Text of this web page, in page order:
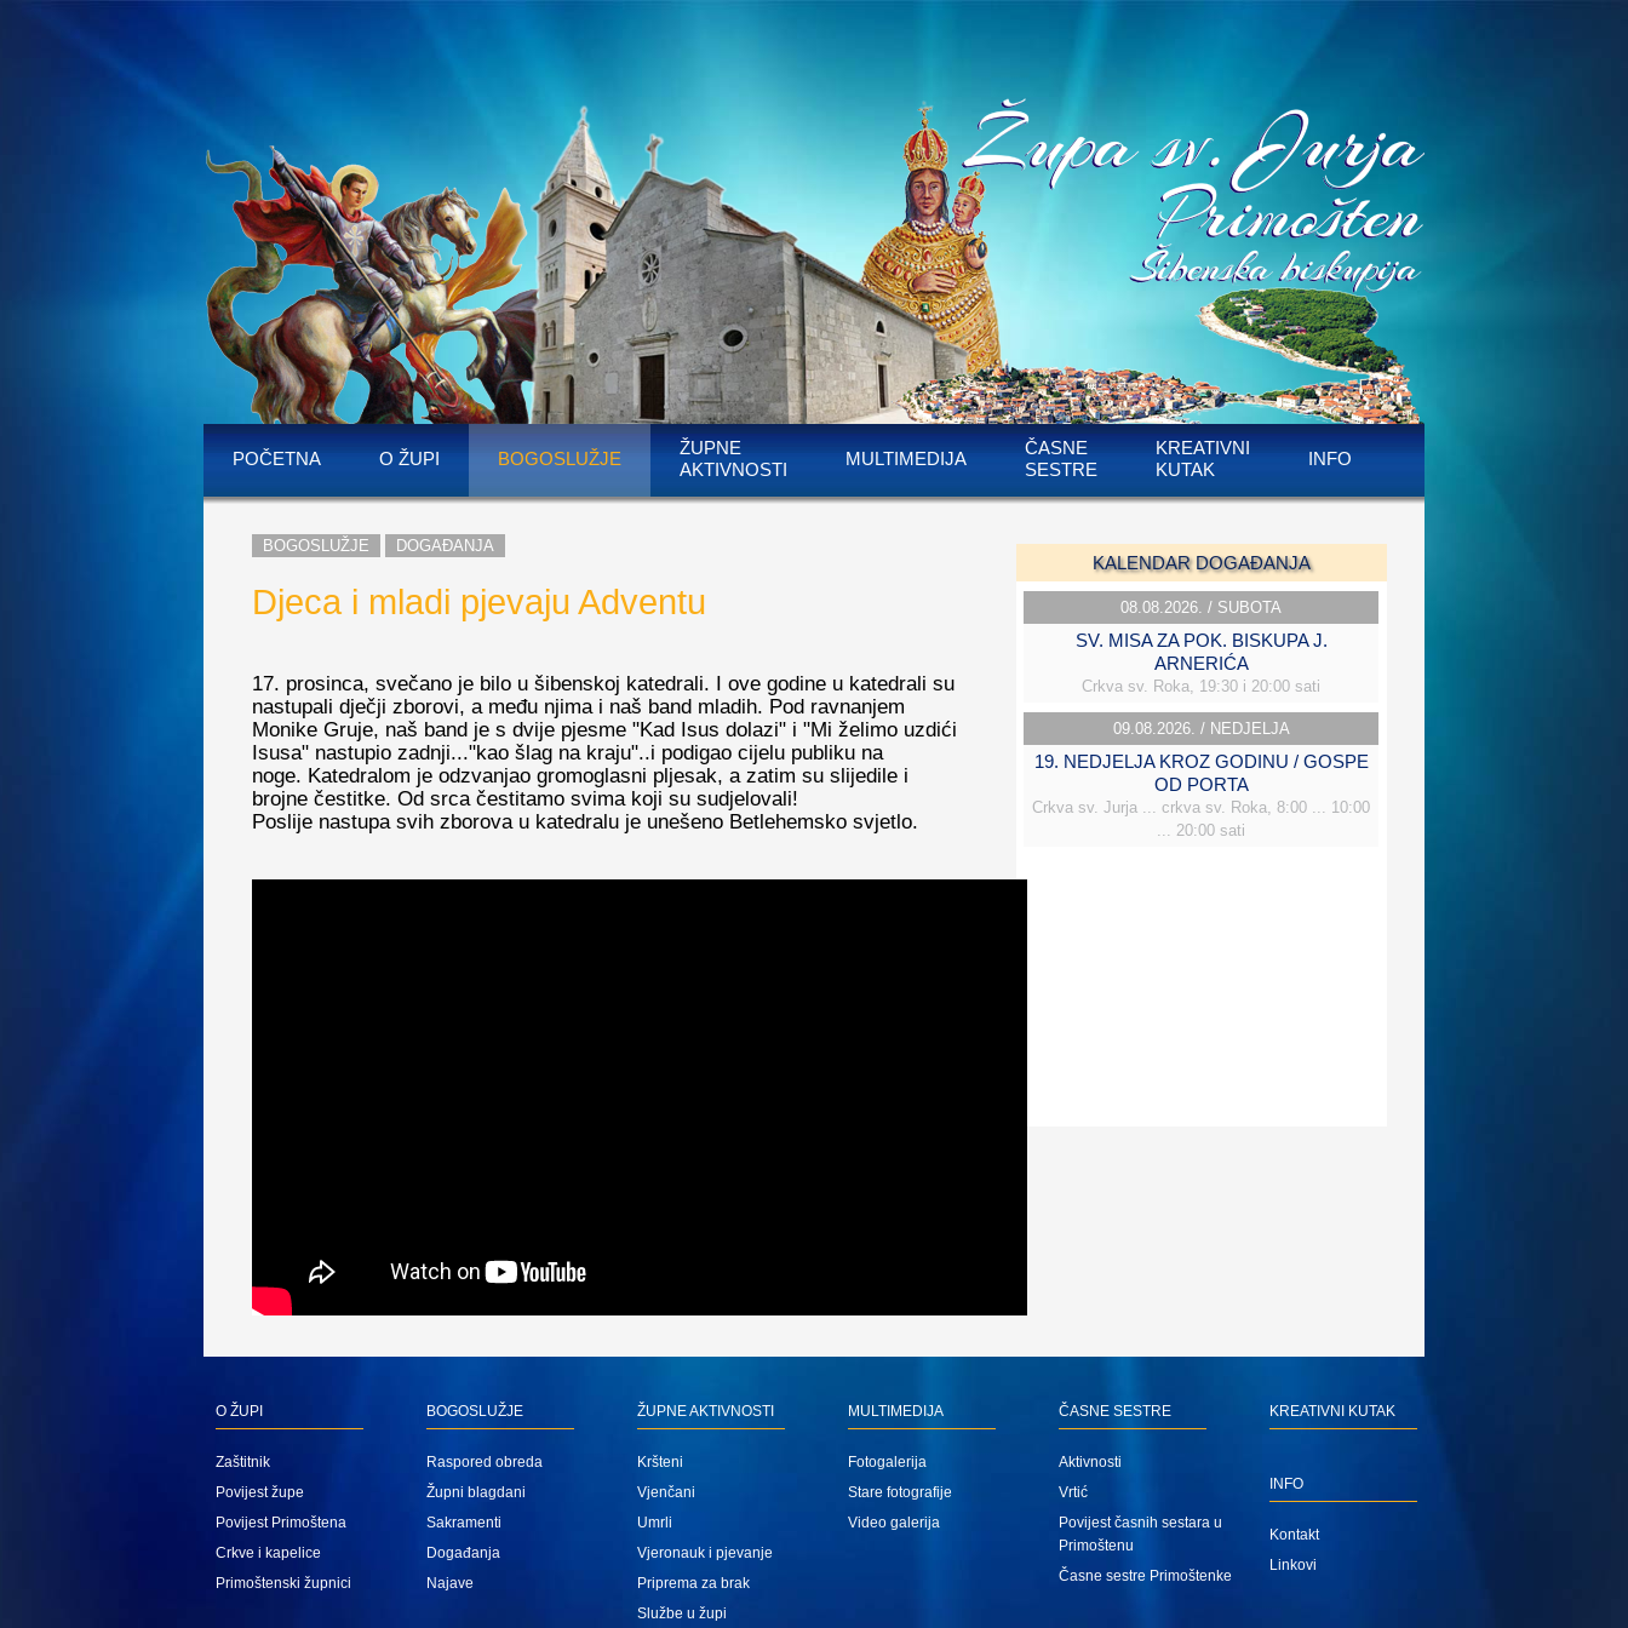
POČETNA O ŽUPI BOGOSLUŽJE
ŽUPNE
AKTIVNOSTI
MULTIMEDIJA
ČASNE
SESTRE
KREATIVNI
KUTAK
INFO
BOGOSLUŽJE DOGAĐANJA
Djeca i mladi pjevaju Adventu
17. prosinca, svečano je bilo u šibenskoj katedrali. I ove godine u katedrali su
nastupali dječji zborovi, a među njima i naš band mladih. Pod ravnanjem
Monike Gruje, naš band je s dvije pjesme "Kad Isus dolazi" i "Mi želimo uzdići
Isusa" nastupio zadnji..."kao šlag na kraju"..i podigao cijelu publiku na
noge. Katedralom je odzvanjao gromoglasni pljesak, a zatim su slijedile i
brojne čestitke. Od srca čestitamo svima koji su sudjelovali!
Poslije nastupa svih zborova u katedralu je unešeno Betlehemsko svjetlo.
KALENDAR DOGAĐANJA
08.08.2026. / SUBOTA
SV. MISA ZA POK. BISKUPA J.
ARNERIĆA
Crkva sv. Roka, 19:30 i 20:00 sati
09.08.2026. / NEDJELJA
19. NEDJELJA KROZ GODINU / GOSPE
OD PORTA
Crkva sv. Jurja ... crkva sv. Roka, 8:00 ... 10:00
... 20:00 sati
O ŽUPI
Zaštitnik
Povijest župe
Povijest Primoštena
Crkve i kapelice
Primoštenski župnici
BOGOSLUŽJE
Raspored obreda
Župni blagdani
Sakramenti
Događanja
Najave
ŽUPNE AKTIVNOSTI
Kršteni
Vjenčani
Umrli
Vjeronauk i pjevanje
Priprema za brak
Službe u župi
MULTIMEDIJA
Fotogalerija
Stare fotografije
Video galerija
ČASNE SESTRE
Aktivnosti
Vrtić
Povijest časnih sestara u
Primoštenu
Časne sestre Primoštenke
KREATIVNI KUTAK
INFO
Kontakt
Linkovi